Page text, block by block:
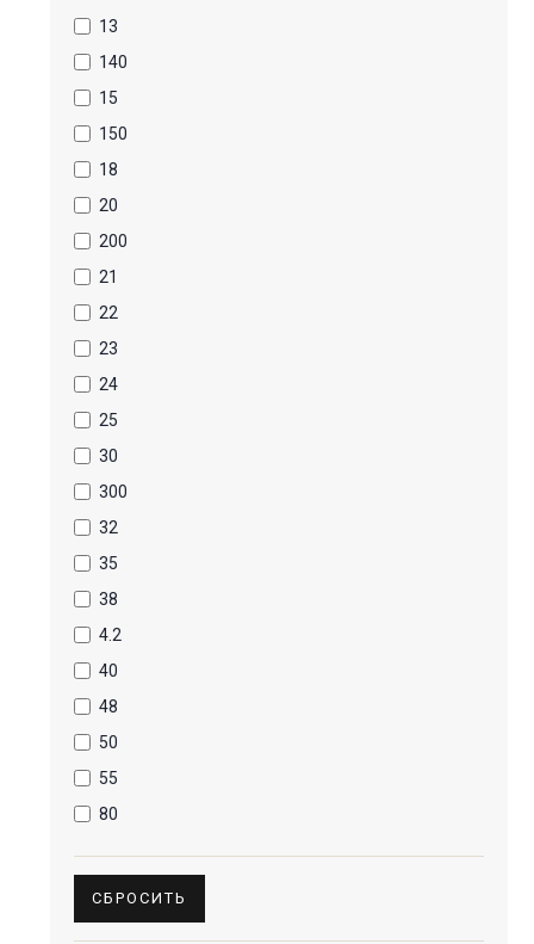
13
140
15
150
18
20
200
21
22
23
24
25
30
300
32
35
38
4.2
40
48
50
55
80
СБРОСИТЬ